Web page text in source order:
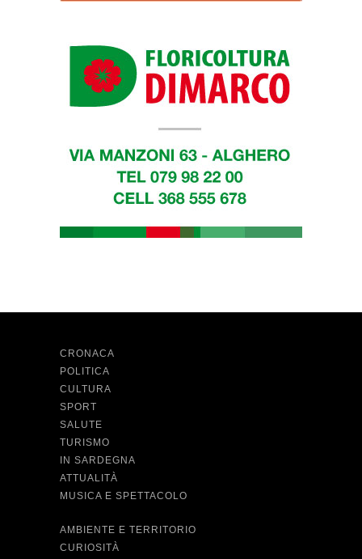
CRONACA
POLITICA
CULTURA
SPORT
SALUTE
TURISMO
IN SARDEGNA
ATTUALITÀ
MUSICA E SPETTACOLO
AMBIENTE E TERRITORIO
CURIOSITÀ